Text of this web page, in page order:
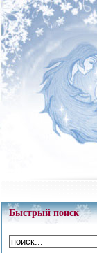
Быстрый поиск